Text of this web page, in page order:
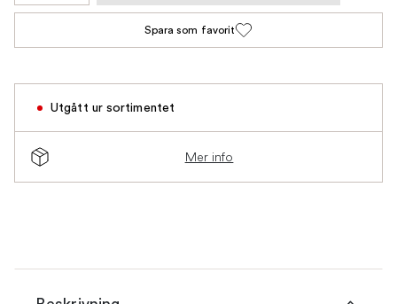
Spara som favorit
Utgått ur sortimentet
Mer info